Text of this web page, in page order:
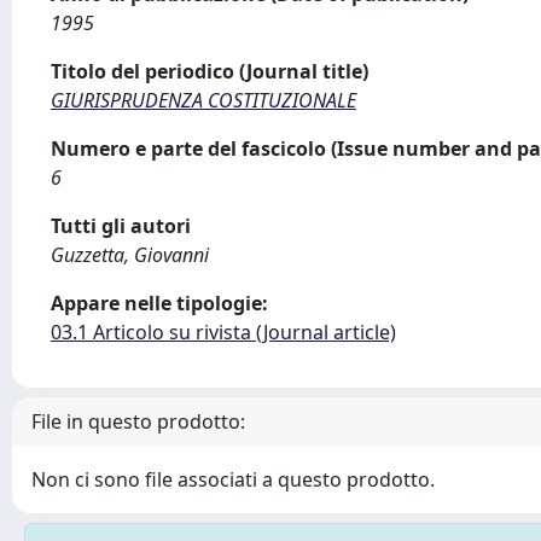
1995
Titolo del periodico (Journal title)
GIURISPRUDENZA COSTITUZIONALE
Numero e parte del fascicolo (Issue number and
6
Tutti gli autori
Guzzetta, Giovanni
Appare nelle tipologie:
03.1 Articolo su rivista (Journal article)
File in questo prodotto:
Non ci sono file associati a questo prodotto.